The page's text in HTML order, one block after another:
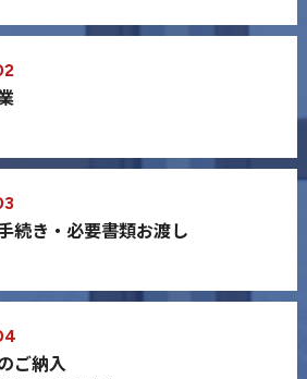
続き・必要書類お渡し
ご納⼊